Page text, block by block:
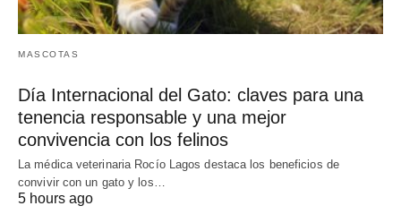
MASCOTAS
Día Internacional del Gato: claves para una
tenencia responsable y una mejor
convivencia con los felinos
La médica veterinaria Rocío Lagos destaca los beneficios de
convivir con un gato y los…
5 hours ago